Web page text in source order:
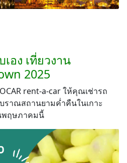
อง เที่ยวงาน
2025
rent-a-car ให้คุณเช่ารถ
ราณสถานยามค่ำคืนในเกาะ
พฤษภาคมนี้